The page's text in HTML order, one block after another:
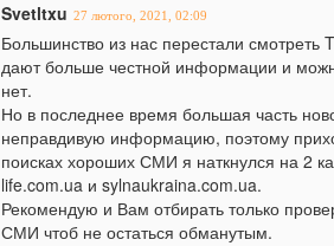
Svetltxu 27 лютого, 2021, 02:09
Большинство из нас перестали смотреть
дают больше честной информации и
нет.
Но в последнее время большая часть
неправдивую информацию, поэтому
поисках хороших СМИ я наткнулся на 2
life.com.ua и sylnaukraina.com.ua.
Рекомендую и Вам отбирать только
СМИ чтоб не остаться обманутым.